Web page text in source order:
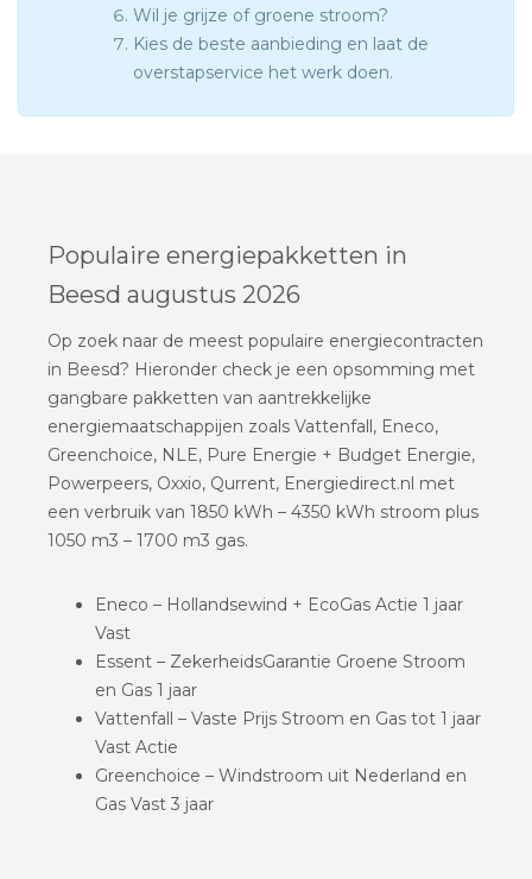
Wil je grijze of groene stroom?
Kies de beste aanbieding en laat de
overstapservice het werk doen.
Populaire energiepakketten in
Beesd augustus 2026
Op zoek naar de meest populaire energiecontracten
in Beesd? Hieronder check je een opsomming met
gangbare pakketten van aantrekkelijke
energiemaatschappijen zoals Vattenfall, Eneco,
Greenchoice, NLE, Pure Energie + Budget Energie,
Powerpeers, Oxxio, Qurrent, Energiedirect.nl met
een verbruik van 1850 kWh – 4350 kWh stroom plus
1050 m3 – 1700 m3 gas.
Eneco – Hollandsewind + EcoGas Actie 1 jaar
Vast
Essent – ZekerheidsGarantie Groene Stroom
en Gas 1 jaar
Vattenfall – Vaste Prijs Stroom en Gas tot 1 jaar
Vast Actie
Greenchoice – Windstroom uit Nederland en
Gas Vast 3 jaar